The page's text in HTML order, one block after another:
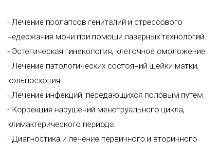
- Лечение пролапсов гениталий и стрессового
недержания мочи при помощи лазерных технологий.
- Эстетическая гинекология, клеточное омоложение.
- Лечение патологических состояний шейки матки,
кольпоскопия.
- Лечение инфекций, передающихся половым путем.
- Коррекция нарушений менструального цикла,
климактерического периода.
- Диагностика и лечение первичного и вторичного